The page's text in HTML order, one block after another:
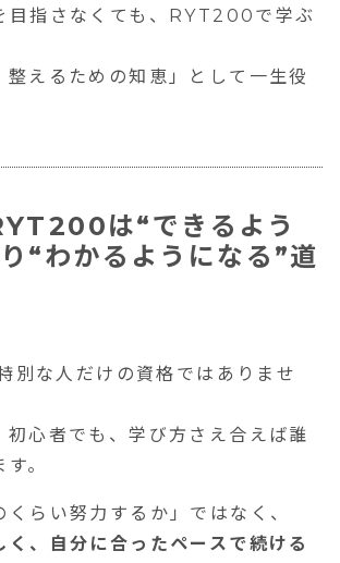
目指さなくても、RYT200で学ぶ
整えるための知恵」として一生役
は“できるよう
“わかるようになる”道
別な人だけの資格ではありませ
初心者でも、学び方さえ合えば誰
。
らい努力するか」ではなく、
く、自分に合ったペースで続ける